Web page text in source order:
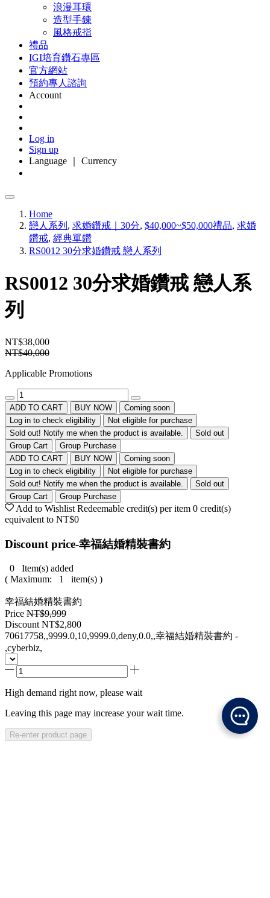
浪漫耳環
造型手鍊
風格戒指
禮品
IGI培育鑽石專區
官方網站
預約專人諮詢
Account
Log in
Sign up
Language ｜ Currency
Home
戀人系列 , 求婚鑽戒｜30分, $40,000~$50,000禮品, 求婚
鑽戒, 經典單鑽
RS0012 30分求婚鑽戒 戀人系列
RS0012 30分求婚鑽戒 戀人系
列
NT$38,000
NT$40,000
Applicable Promotions
ADD TO CART BUY NOW
Coming soon
Log in to check eligibility
Not eligible for purchase
Sold out! Notify me when the product is available.
Sold out
Group Cart
Group Purchase
ADD TO CART
BUY NOW
Coming soon
Log in to check eligibility
Not eligible for purchase
Sold out! Notify me when the product is available.
Sold out
Group Cart
Group Purchase
Add to Wishlist Redeemable credit(s) per item 0 credit(s)
equivalent to NT$0
Discount price-幸福結婚精裝書約
0 Item(s) added
( Maximum: 1 item(s) )
幸福結婚精裝書約
Price NT$9,999
Discount NT$2,800
70617758,,9999.0,10,9999.0,deny,0.0,,幸福結婚精裝書約 -
,cyberbiz,
High demand right now, please wait
Leaving this page may increase your wait time.
Re-enter product page